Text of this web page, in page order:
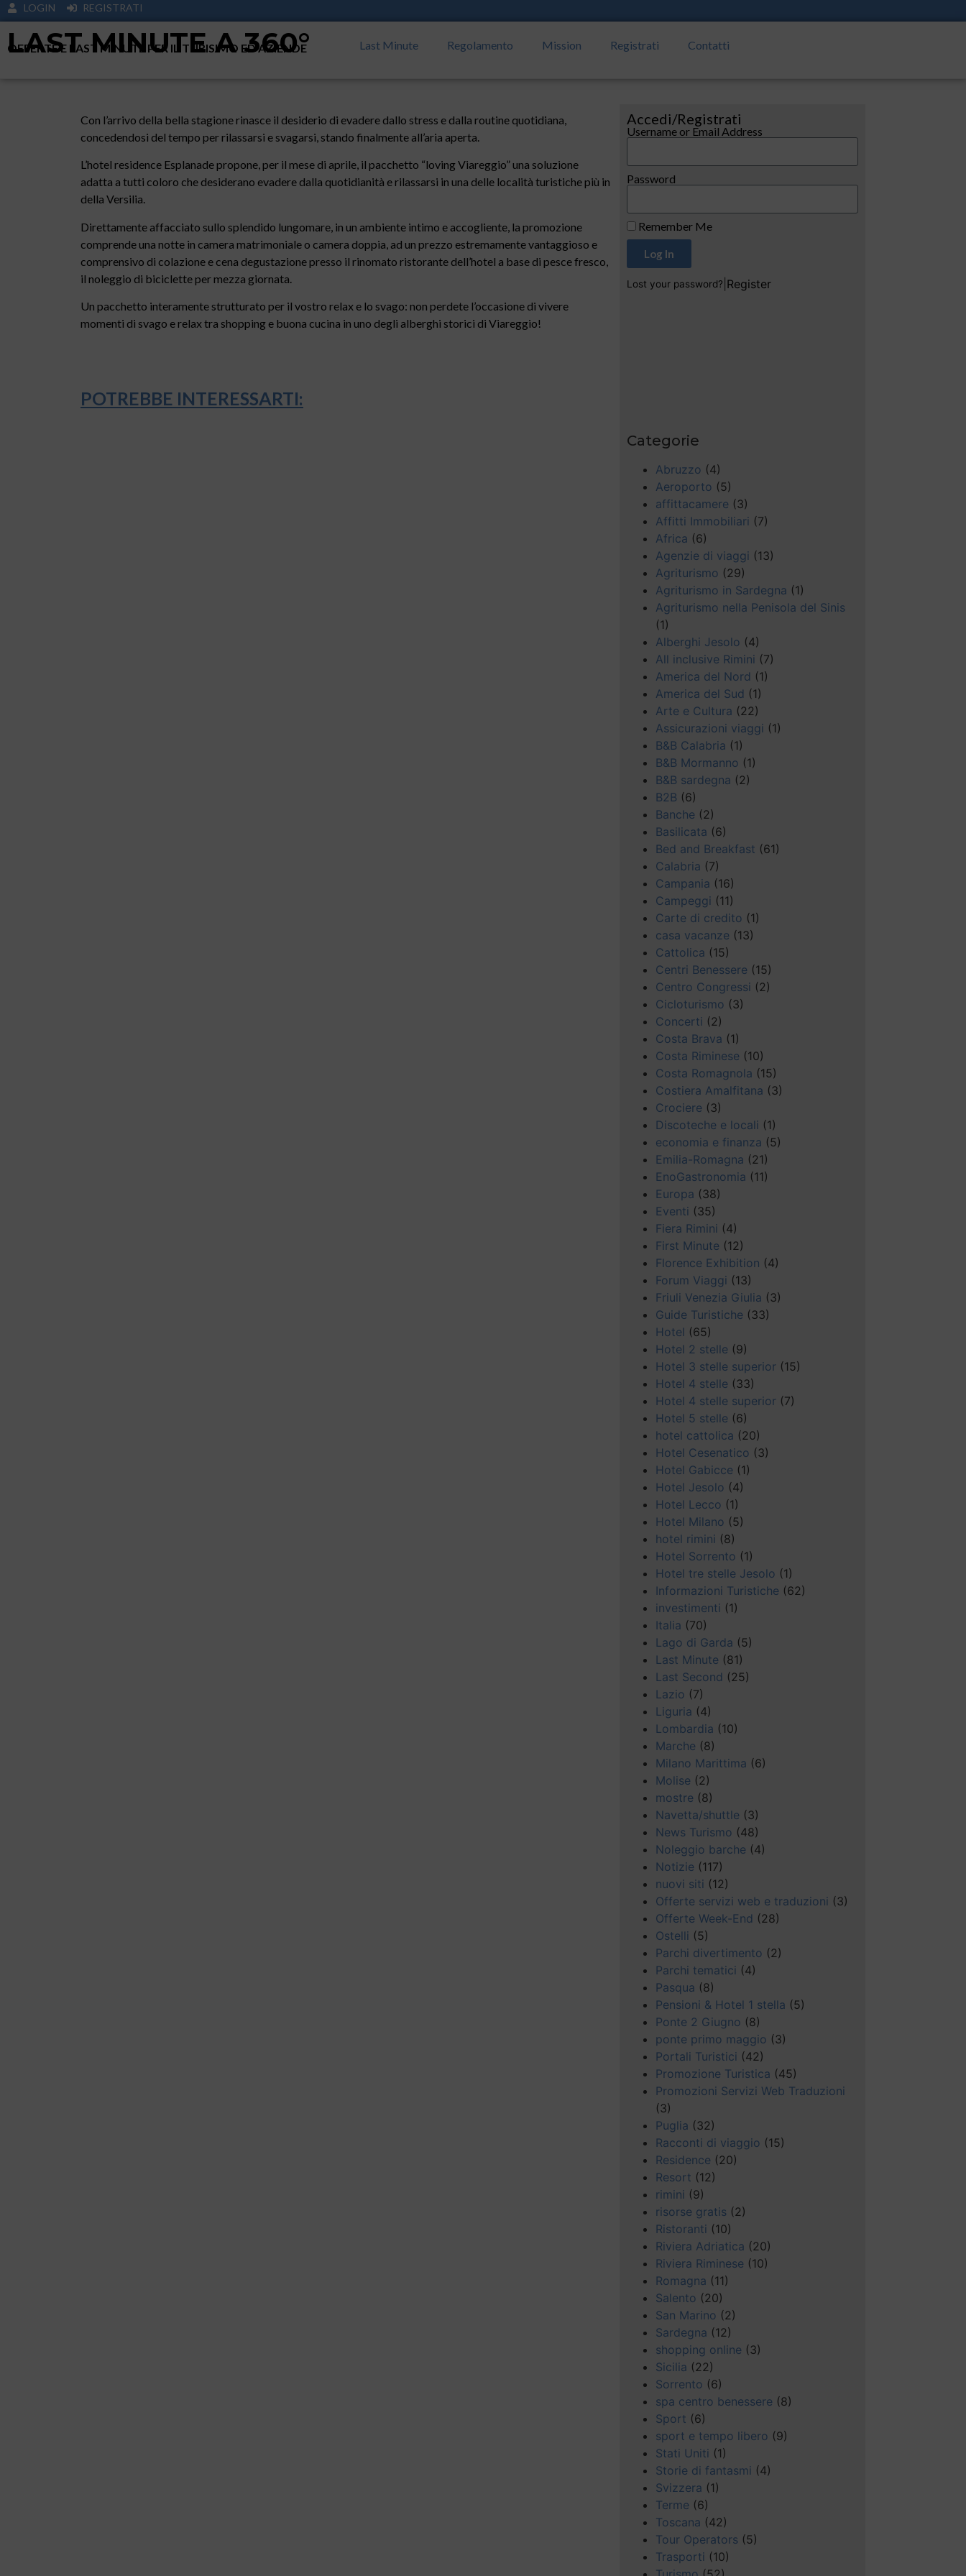
LOGIN REGISTRATI
LAST MINUTE A 360°
OFFERTE E LAST MINUTE PER IL TURISIMO ED AZIENDE Last Minute Regolamento Mission Registrati Contatti
Con l’arrivo della bella stagione rinasce il desiderio di evadere dallo stress e dalla routine quotidiana,
concedendosi del tempo per rilassarsi e svagarsi, stando finalmente all’aria aperta.
L’hotel residence Esplanade propone, per il mese di aprile, il pacchetto “loving Viareggio” una soluzione
adatta a tutti coloro che desiderano evadere dalla quotidianità e rilassarsi in una delle località turistiche più in
della Versilia.
Direttamente affacciato sullo splendido lungomare, in un ambiente intimo e accogliente, la promozione
comprende una notte in camera matrimoniale o camera doppia, ad un prezzo estremamente vantaggioso e
comprensivo di colazione e cena degustazione presso il rinomato ristorante dell’hotel a base di pesce fresco,
il noleggio di biciclette per mezza giornata.
Un pacchetto interamente strutturato per il vostro relax e lo svago: non perdete l’occasione di vivere
momenti di svago e relax tra shopping e buona cucina in uno degli alberghi storici di Viareggio!
POTREBBE INTERESSARTI:
Accedi/Registrati
Username or Email Address
Password
Remember Me
Log In
Lost your password? Register
Categorie
Abruzzo (4)
Aeroporto (5)
affittacamere (3)
Affitti Immobiliari (7)
Africa (6)
Agenzie di viaggi (13)
Agriturismo (29)
Agriturismo in Sardegna (1)
Agriturismo nella Penisola del Sinis
(1)
Alberghi Jesolo (4)
All inclusive Rimini (7)
America del Nord (1)
America del Sud (1)
Arte e Cultura (22)
Assicurazioni viaggi (1)
B&B Calabria (1)
B&B Mormanno (1)
B&B sardegna (2)
B2B (6)
Banche (2)
Basilicata (6)
Bed and Breakfast (61)
Calabria (7)
Campania (16)
Campeggi (11)
Carte di credito (1)
casa vacanze (13)
Cattolica (15)
Centri Benessere (15)
Centro Congressi (2)
Cicloturismo (3)
Concerti (2)
Costa Brava (1)
Costa Riminese (10)
Costa Romagnola (15)
Costiera Amalfitana (3)
Crociere (3)
Discoteche e locali (1)
economia e finanza (5)
Emilia-Romagna (21)
EnoGastronomia (11)
Europa (38)
Eventi (35)
Fiera Rimini (4)
First Minute (12)
Florence Exhibition (4)
Forum Viaggi (13)
Friuli Venezia Giulia (3)
Guide Turistiche (33)
Hotel (65)
Hotel 2 stelle (9)
Hotel 3 stelle superior (15)
Hotel 4 stelle (33)
Hotel 4 stelle superior (7)
Hotel 5 stelle (6)
hotel cattolica (20)
Hotel Cesenatico (3)
Hotel Gabicce (1)
Hotel Jesolo (4)
Hotel Lecco (1)
Hotel Milano (5)
hotel rimini (8)
Hotel Sorrento (1)
Hotel tre stelle Jesolo (1)
Informazioni Turistiche (62)
investimenti (1)
Italia (70)
Lago di Garda (5)
Last Minute (81)
Last Second (25)
Lazio (7)
Liguria (4)
Lombardia (10)
Marche (8)
Milano Marittima (6)
Molise (2)
mostre (8)
Navetta/shuttle (3)
News Turismo (48)
Noleggio barche (4)
Notizie (117)
nuovi siti (12)
Offerte servizi web e traduzioni (3)
Offerte Week-End (28)
Ostelli (5)
Parchi divertimento (2)
Parchi tematici (4)
Pasqua (8)
Pensioni & Hotel 1 stella (5)
Ponte 2 Giugno (8)
ponte primo maggio (3)
Portali Turistici (42)
Promozione Turistica (45)
Promozioni Servizi Web Traduzioni
(3)
Puglia (32)
Racconti di viaggio (15)
Residence (20)
Resort (12)
rimini (9)
risorse gratis (2)
Ristoranti (10)
Riviera Adriatica (20)
Riviera Riminese (10)
Romagna (11)
Salento (20)
San Marino (2)
Sardegna (12)
shopping online (3)
Sicilia (22)
Sorrento (6)
spa centro benessere (8)
Sport (6)
sport e tempo libero (9)
Stati Uniti (1)
Storie di fantasmi (4)
Svizzera (1)
Terme (6)
Toscana (42)
Tour Operators (5)
Trasporti (10)